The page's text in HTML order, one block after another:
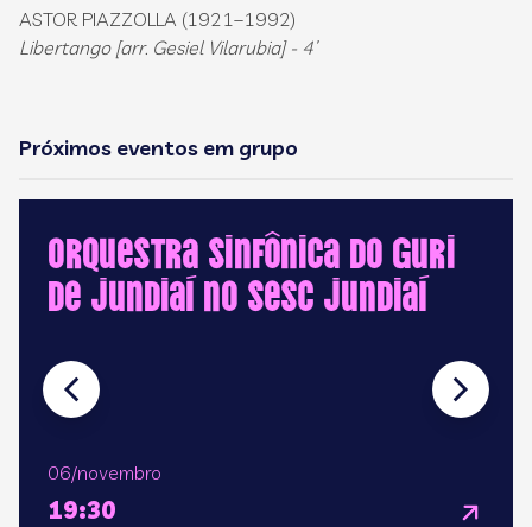
ASTOR PIAZZOLLA (1921–1992)
Libertango [arr. Gesiel Vilarubia] - 4’
Próximos eventos em grupo
Orquestra Sinfônica do GURI
de Jundiaí no Sesc Jundiaí
06/novembro
19:30